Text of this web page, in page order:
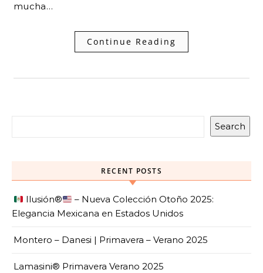
mucha…
Continue Reading
Search
RECENT POSTS
Ilusión®️
– Nueva Colección Otoño 2025:
Elegancia Mexicana en Estados Unidos
Montero – Danesi | Primavera – Verano 2025
Lamasini® Primavera Verano 2025